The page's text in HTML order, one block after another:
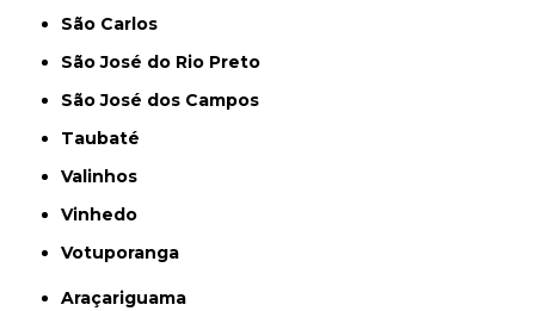
São Carlos
São José do Rio Preto
São José dos Campos
Taubaté
Valinhos
Vinhedo
Votuporanga
Araçariguama